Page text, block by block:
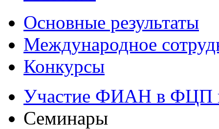
Основные результаты
Международное
Конкурсы
Участие ФИАН в ФЦП
Семинары